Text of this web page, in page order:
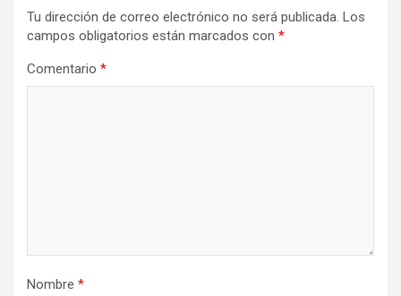
Tu dirección de correo electrónico no será publicada. Los
campos obligatorios están marcados con *
Comentario *
Nombre *